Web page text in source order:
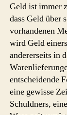
Geld ist immer
dass Geld über
vorhandenen
wird Geld
andererseits in
entscheidende
eine gewisse
Schuldners,